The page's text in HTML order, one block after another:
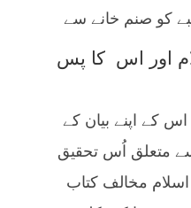
کو صنم خانے سے
اور اس کا پس
اس کے اپنے بیان کے
متعلق اُس تحقیق
مخالف کتاب